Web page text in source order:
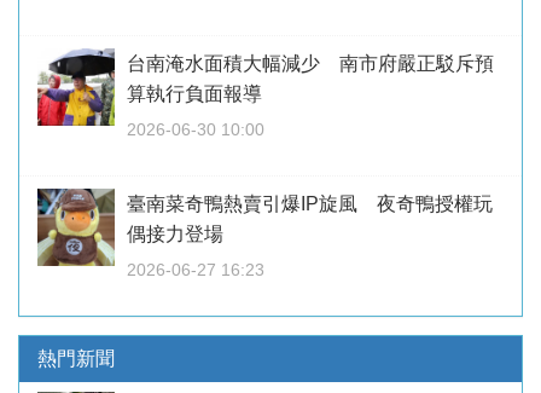
台南淹水面積大幅減少 南市府嚴正駁斥預
算執行負面報導
2026-06-30 10:00
臺南菜奇鴨熱賣引爆IP旋風 夜奇鴨授權玩
偶接力登場
2026-06-27 16:23
熱門新聞